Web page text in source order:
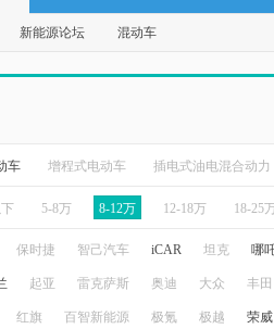
新能源论坛 混动车
车 增程式电动车 插电式油电混合动力
5-8万 8-12万 12-18万 18-25
保时捷 智己汽车 iCAR 坦克 哪
起亚 雷克萨斯 奥迪 大众 丰田
红旗 百智新能源 极氪 极越 荣威